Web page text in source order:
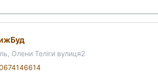
Олени Теліги вулиця2